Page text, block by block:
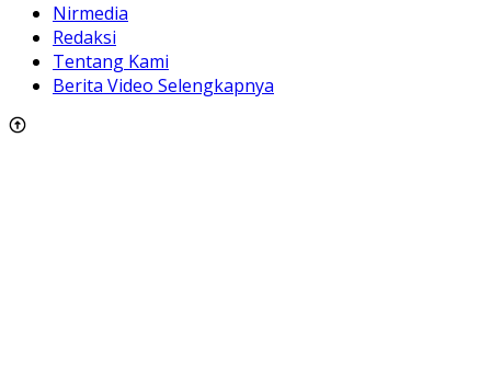
Nirmedia
Redaksi
Tentang Kami
Berita Video Selengkapnya